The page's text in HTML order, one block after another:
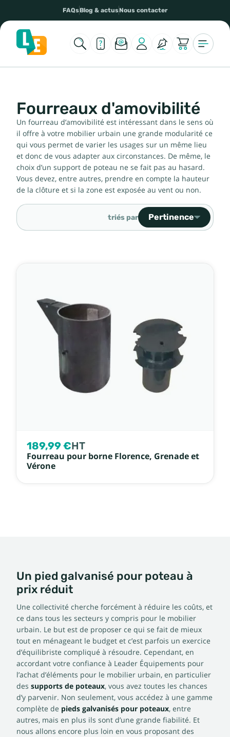
FAQsBlog & actusNous contacter
Fourreaux d'amovibilité
Un fourreau d’amovibilité est intéressant dans le sens où
il offre à votre mobilier urbain une grande modularité ce
qui vous permet de varier les usages sur un même lieu
et donc de vous adapter aux circonstances. De même, le
choix d’un support de poteau ne se fait pas au hasard.
Vous devez, entre autres, prendre en compte la hauteur
de la clôture et si la zone est exposée au vent ou non.
triés par Pertinence
Prix, décroissant
Référence, A à Z
Référence, Z à A
189,99 €HT
Fourreau pour borne Florence, Grenade et
Vérone
Un pied galvanisé pour poteau à
prix réduit
Une collectivité cherche forcément à réduire les coûts, et
ce dans tous les secteurs y compris pour le mobilier
urbain. Le but est de proposer ce qui se fait de mieux
tout en ménageant le budget et c’est parfois un exercice
d’équilibriste compliqué à résoudre. Cependant, en
accordant votre confiance à Leader Équipements pour
l’achat d’éléments pour le mobilier urbain, en particulier
des supports de poteaux, vous avez toutes les chances
d’y parvenir. Non seulement, vous accédez à une gamme
complète de pieds galvanisés pour poteaux, entre
autres, mais en plus ils sont d’une grande fiabilité. Et
nous allons encore plus loin en vous proposant des